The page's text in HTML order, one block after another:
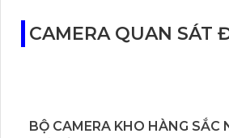
CAMERA QUAN SÁT